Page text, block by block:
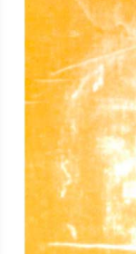
تكون معنا . آمين
في مثل هذا اليوم
م تنيح البابا يوأنس التاسع
بيوأنس النقادي أحد
فمنهم من قتل
العمائم
البابا بحارة
ست سنين وستة
شهور ويما واحدا لأنه تولي الكرسي في يوم أول بابه سنة 1037 ش (